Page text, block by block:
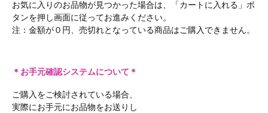
お気に入りのお品物が見つかった場合は、「カートに入れる」ボ
タンを押し画面に従ってお進みください。
注：金額が０円、売切れとなっている商品はご購入できません。
＊お手元確認システムについて＊
ご購入をご検討されている場合、
実際にお手元にお品物をお送りし